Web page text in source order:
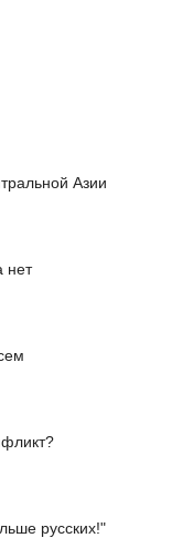
Азии
нет
русских!"